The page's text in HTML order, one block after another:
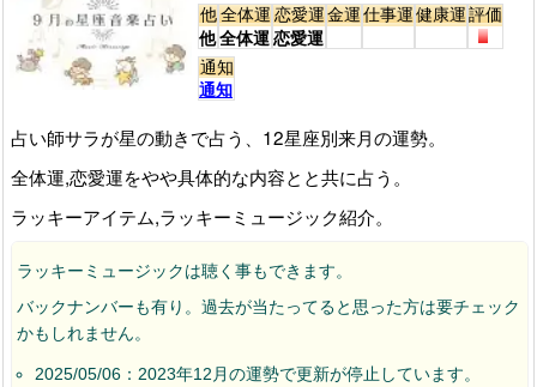
他
他
全体運
全体運
恋愛運
恋愛運
金運仕事運健康運評価
通知
通知
占い師サラが星の動きで占う、12星座別来月の運勢。
全体運,恋愛運をやや具体的な内容とと共に占う。
ラッキーアイテム,ラッキーミュージック紹介。
ラッキーミュージックは聴く事もできます。
バックナンバーも有り。過去が当たってると思った方は要チェック
かもしれません。
2025/05/06：2023年12月の運勢で更新が停止しています。